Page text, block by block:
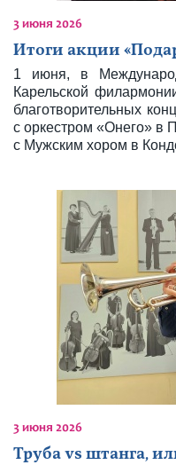
3 июня 2026
Итоги акции
1 июня, в
Карельской
благотворительных
с оркестром «Онего» в
с Мужским хором в
3 июня 2026
Труба vs штанга,